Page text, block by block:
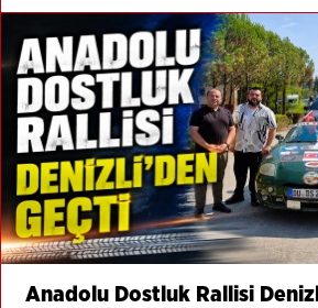
Anadolu Dostluk Rallisi